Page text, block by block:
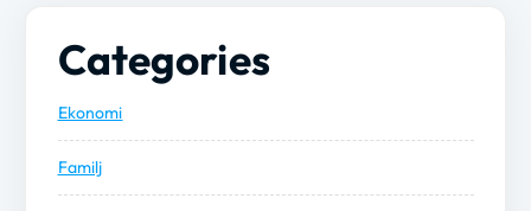
Categories
Ekonomi
Familj